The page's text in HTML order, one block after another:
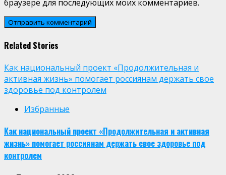
браузере для последующих моих комментариев.
Related Stories
Как национальный проект «Продолжительная и
активная жизнь» помогает россиянам держать свое
здоровье под контролем
Избранные
Как национальный проект «Продолжительная и активная
жизнь» помогает россиянам держать свое здоровье под
контролем